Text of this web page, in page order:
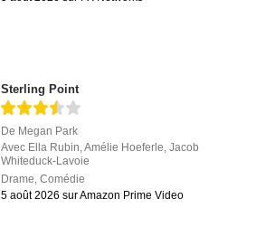
Sterling Point
De Megan Park
Avec Ella Rubin ,Amélie Hoeferle ,Jacob
Whiteduck-Lavoie
Drame ,Comédie
5 août 2026 sur Amazon Prime Video